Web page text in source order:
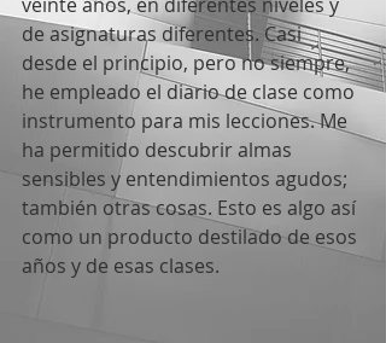
de asignaturas diferentes. Casi
desde el principio, pero no siempre,
he empleado el diario de clase como
instrumento para mis lecciones. Me
ha permitido descubrir almas
sensibles y entendimientos agudos;
también otras cosas. Esto es algo así
como un producto destilado de esos
años y de esas clases.